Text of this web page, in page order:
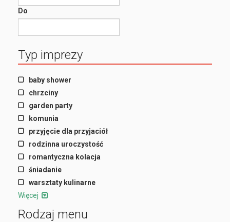
Do
Typ imprezy
baby shower
chrzciny
garden party
komunia
przyjęcie dla przyjaciół
rodzinna uroczystość
romantyczna kolacja
śniadanie
warsztaty kulinarne
Więcej
Rodzaj menu